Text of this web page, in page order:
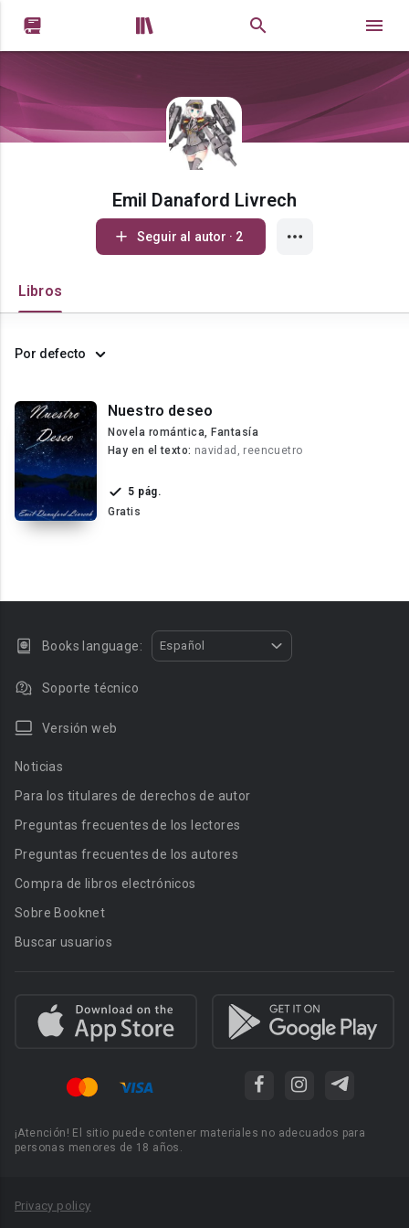
 
Emil Danaford Livrech
Seguir al autor · 2
Libros
Por defecto
Nuestro deseo
Novela romántica, Fantasía
Hay en el texto: navidad, reencuetro
5 pág.
Gratis
Books language: Español
Soporte técnico
Versión web
Noticias
Para los titulares de derechos de autor
Preguntas frecuentes de los lectores
Preguntas frecuentes de los autores
Compra de libros electrónicos
Sobre Booknet
Buscar usuarios
¡Atención! El sitio puede contener materiales no adecuados para
personas menores de 18 años.
Privacy policy